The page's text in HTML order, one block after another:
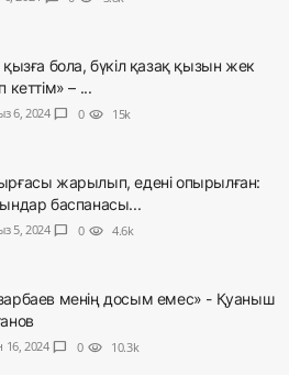
қызға бола, бүкіл қазақ қызын жек
кеттім» – ...
6, 2024 chat_bubble 0 visibility 15k
жарылып, едені опырылған:
баспанасы...
5, 2024 chat_bubble 0 visibility 4.6k
менің досым емес» - Қуаныш
16, 2024 chat_bubble 0 visibility 10.3k